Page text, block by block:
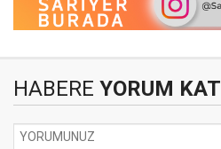
HABERE YORUM KAT